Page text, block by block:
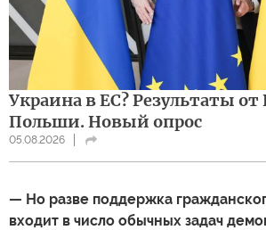
Украина в ЕС? Результаты
Польши. Новый опрос
05.08.2026
— Но разве поддержка
входит в число обычных задач